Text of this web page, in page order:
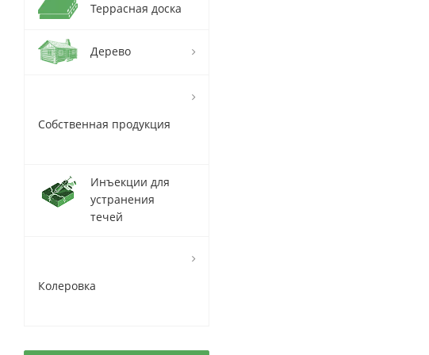
Террасная доска
Дерево
Собственная продукция
Инъекции для
устранения
течей
Колеровка